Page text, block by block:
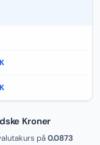
Kroner
på0.0873